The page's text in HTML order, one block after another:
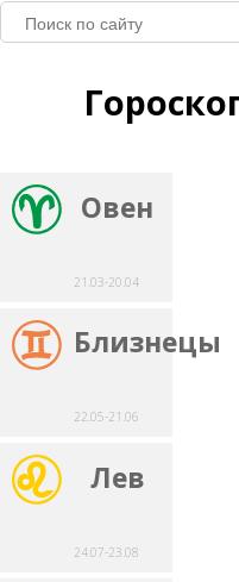
Овен
21.03-20.04
Близнецы
22.05-21.06
Лев
24.07-23.08